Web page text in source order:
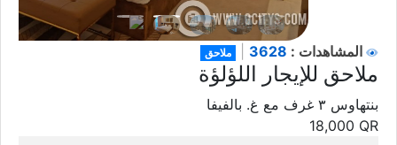
ملاحق المشاهدات :
ملاحق للإيجار اللؤلؤة
بنتهاوس ٣ غرف مع غ. بالفيفا
18,000 QR